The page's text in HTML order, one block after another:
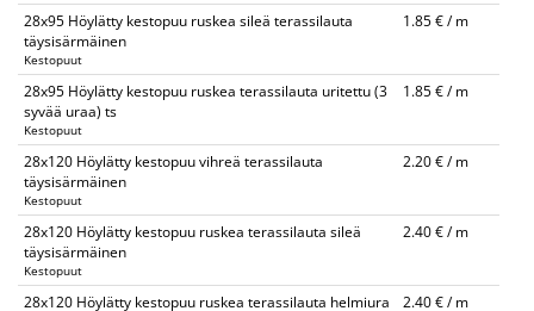
28x95 Höylätty kestopuu ruskea sileä terassilauta
täysisärmäinen
Kestopuut
1.85 € / m
28x95 Höylätty kestopuu ruskea terassilauta uritettu (3
syvää uraa) ts
Kestopuut
1.85 € / m
28x120 Höylätty kestopuu vihreä terassilauta
täysisärmäinen
Kestopuut
2.20 € / m
28x120 Höylätty kestopuu ruskea terassilauta sileä
täysisärmäinen
Kestopuut
2.40 € / m
28x120 Höylätty kestopuu ruskea terassilauta helmiura
2.40 € / m